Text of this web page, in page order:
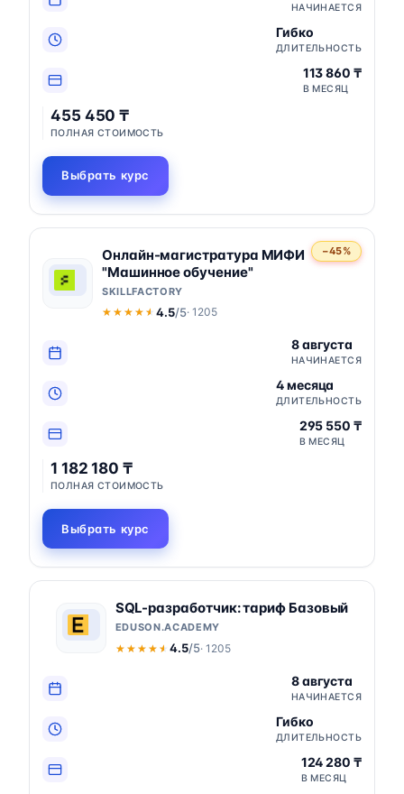
НАЧИНАЕТСЯ
Гибко
ДЛИТЕЛЬНОСТЬ
113 860 ₸
В МЕСЯЦ
455 450 ₸
ПОЛНАЯ СТОИМОСТЬ
Выбрать курс
−45%
Онлайн-магистратура МИФИ
"Машинное обучение"
SKILLFACTORY
★★★★★
★★★★★ 4.5/5· 1205
8 августа
НАЧИНАЕТСЯ
4 месяца
ДЛИТЕЛЬНОСТЬ
295 550 ₸
В МЕСЯЦ
1 182 180 ₸
ПОЛНАЯ СТОИМОСТЬ
Выбрать курс
SQL-разработчик: тариф Базовый
EDUSON.ACADEMY
★★★★★
★★★★★ 4.5/5· 1205
8 августа
НАЧИНАЕТСЯ
Гибко
ДЛИТЕЛЬНОСТЬ
124 280 ₸
В МЕСЯЦ